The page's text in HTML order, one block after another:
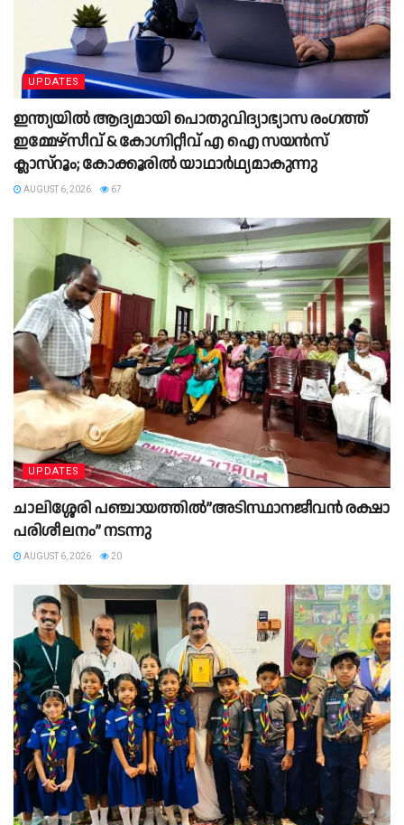
UPDATES
ഇന്ത്യയിൽ ആദ്യമായി പൊതുവിദ്യാഭ്യാസ രംഗത്ത്
ഇമ്മേഴ്സീവ് & കോഗ്നിറ്റീവ് എ ഐ സയൻസ്
ക്ലാസ്‌റൂം; കോക്കൂരിൽ യാഥാർഥ്യമാകുന്നു
AUGUST 6, 2026 67
UPDATES
ചാലിശ്ശേരി പഞ്ചായത്തിൽ”അടിസ്ഥാനജീവൻ രക്ഷാ
പരിശീലനം” നടന്നു
AUGUST 6, 2026 20